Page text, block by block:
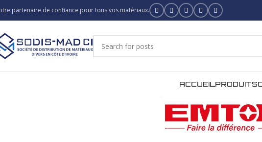
partenaire de confiance pour tous vos matériaux.
ACCUEILPRODUITS